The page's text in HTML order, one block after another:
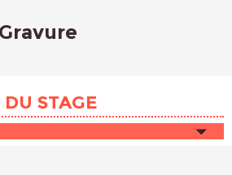
À L’ANNÉE
PRATIQUES
S’INSCRIRE
STAGE